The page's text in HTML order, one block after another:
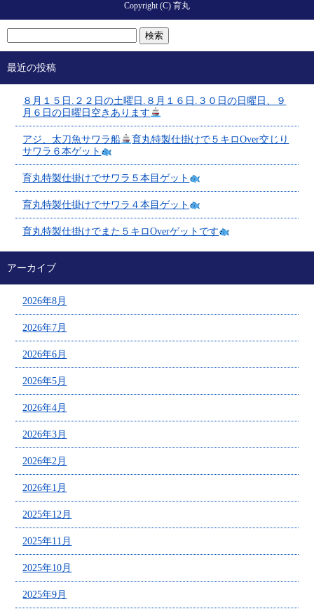
Copyright (C) 育丸
最近の投稿
８月１５日.２２日の土曜日.８月１６日.３０日の日曜日、９
月６日の日曜日空きあります
アジ、太刀魚サワラ船
育丸特製仕掛けで５キロOver交じり
サワラ６本ゲット
育丸特製仕掛けでサワラ５本目ゲット
育丸特製仕掛けでサワラ４本目ゲット
育丸特製仕掛けでまた５キロOverゲットです
アーカイブ
2026年8月
2026年7月
2026年6月
2026年5月
2026年4月
2026年3月
2026年2月
2026年1月
2025年12月
2025年11月
2025年10月
2025年9月